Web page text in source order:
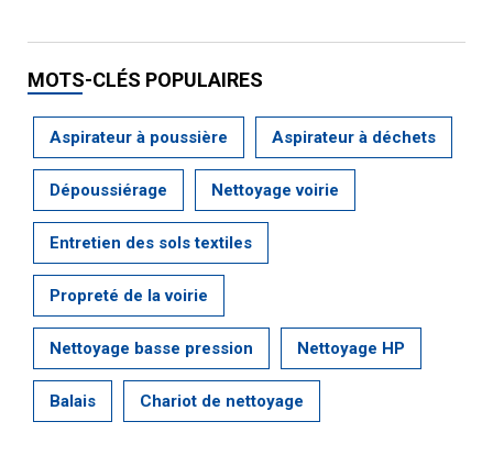
MOTS-CLÉS POPULAIRES
Aspirateur à poussière Aspirateur à déchets
Dépoussiérage Nettoyage voirie
Entretien des sols textiles
Propreté de la voirie
Nettoyage basse pression Nettoyage HP
Balais Chariot de nettoyage